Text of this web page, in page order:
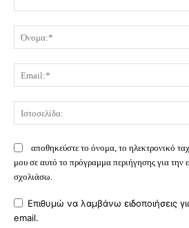
αποθηκεύστε το όνομα, το ηλεκτρονικό
μου σε αυτό το πρόγραμμα περιήγησης για
σχολιάσω.
Επιθυμώ να λαμβάνω ειδοποιήσεις
email.